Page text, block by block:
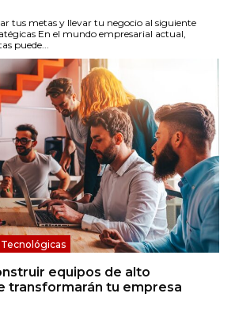
tus metas y llevar tu negocio al siguiente
En el mundo empresarial actual,
puede...
equipos de alto
transformarán tu empresa